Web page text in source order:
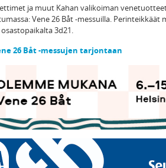
ja muut Kahan valikoiman
Vene 26 Båt -messuilla. Perinteikkäät
3d21.
26 Båt -messujen tarjontaan